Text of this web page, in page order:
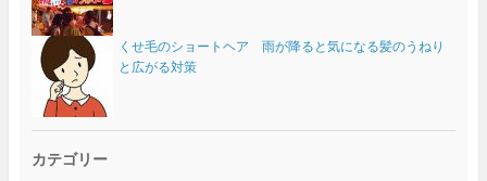
くせ毛のショートヘア 雨が降ると気になる髪のうねり
と広がる対策
カテゴリー